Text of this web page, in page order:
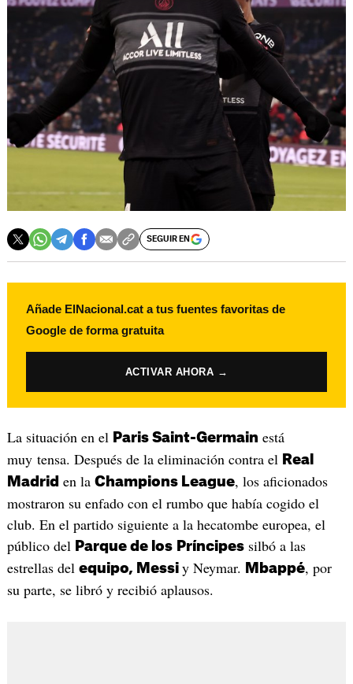
SEGUIR EN
Añade ElNacional.cat a tus fuentes favoritas de
Google de forma gratuita
ACTIVAR AHORA →
La situación en el Paris Saint-Germain está
muy tensa. Después de la eliminación contra el Real
Madrid en la Champions League, los aficionados
mostraron su enfado con el rumbo que había cogido el
club. En el partido siguiente a la hecatombe europea, el
público del Parque de los Príncipessilbó a las
estrellas del equipo, Messi y Neymar. Mbappé, por
su parte, se libró y recibió aplausos.